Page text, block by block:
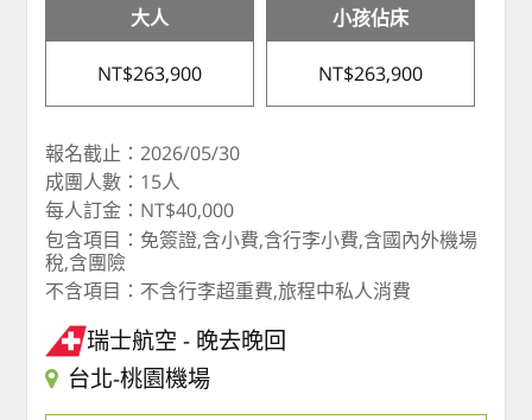
大人
NT$263,900
小孩佔床
NT$263,900
報名截止：2026/05/30
成團人數：15人
每人訂金：NT$40,000
包含項目：免簽證,含小費,含行李小費,含國內外機場
稅,含團險
不含項目：不含行李超重費,旅程中私人消費
瑞士航空
晚去晚回
台北-桃園機場